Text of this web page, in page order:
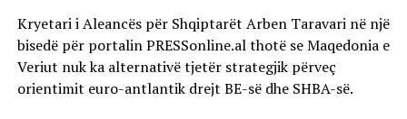
Kryetari i Aleancës për Shqiptarët Arben Taravari në një
bisedë për portalin PRESSonline.al thotë se Maqedonia e
Veriut nuk ka alternativë tjetër strategjik përveç
orientimit euro-antlantik drejt BE-së dhe SHBA-së.